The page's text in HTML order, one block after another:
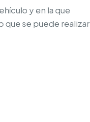
y en la que
que se puede realizar